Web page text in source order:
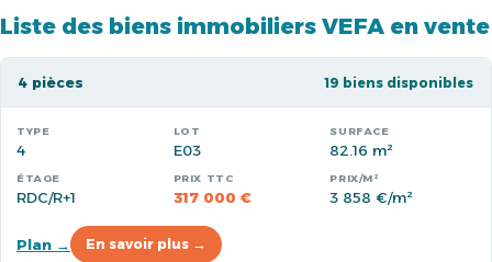
Liste des biens immobiliers VEFA en vente
4 pièces 19 biens disponibles
4 E03 82.16 m²
RDC/R+1 317 000 € 3 858 €/m²
Plan → En savoir plus →